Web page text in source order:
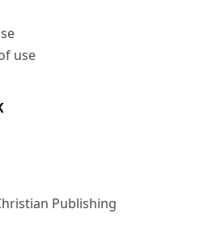
use
Publishing